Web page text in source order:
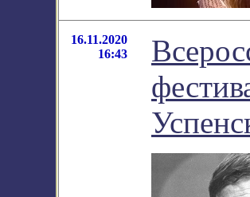
16.11.2020
16:43